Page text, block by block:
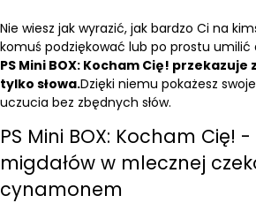
Nie wiesz jak wyrazić, jak bardzo Ci na
komuś podziękować lub po prostu umilić
PS Mini BOX: Kocham Cię!
tylko słowa.Dzięki niemu pokażesz
uczucia bez zbędnych słów.
PS Mini BOX: Kocham Cię! -
migdałów w mlecznej
cynamonem